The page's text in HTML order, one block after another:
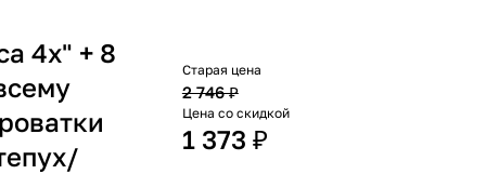
4х" + 8
Старая цена
2 746 ₽
Цена со скидкой
1 373 ₽